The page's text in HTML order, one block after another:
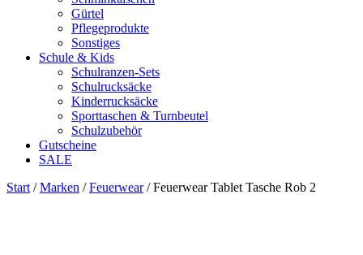
Gürtel
Pflegeprodukte
Sonstiges
Schule & Kids
Schulranzen-Sets
Schulrucksäcke
Kinderrucksäcke
Sporttaschen & Turnbeutel
Schulzubehör
Gutscheine
SALE
Start /Marken /Feuerwear/ Feuerwear Tablet Tasche Rob 2